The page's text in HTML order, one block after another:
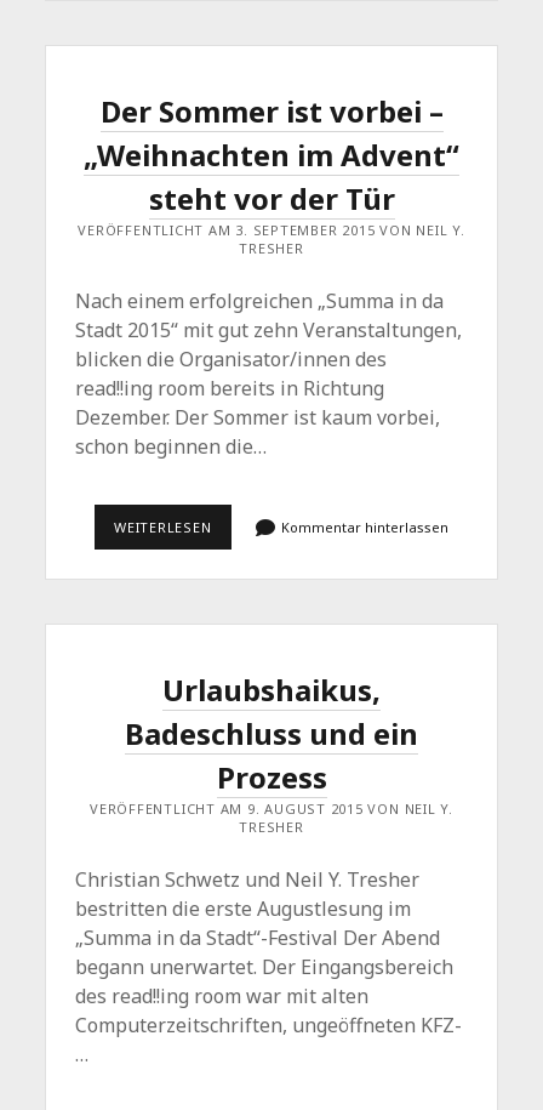
LASSEN
KANN.
Der Sommer ist vorbei –
„Weihnachten im Advent“
steht vor der Tür
VERÖFFENTLICHT AM 3. SEPTEMBER 2015 VON NEIL Y.
TRESHER
Nach einem erfolgreichen „Summa in da
Stadt 2015“ mit gut zehn Veranstaltungen,
blicken die Organisator/innen des
read!!ing room bereits in Richtung
Dezember. Der Sommer ist kaum vorbei,
schon beginnen die…
WEITERLESEN
VORBEI
VOR
DER
TÜR
Kommentar hinterlassen
Urlaubshaikus,
Badeschluss und ein
Prozess
VERÖFFENTLICHT AM 9. AUGUST 2015 VON NEIL Y.
TRESHER
Christian Schwetz und Neil Y. Tresher
bestritten die erste Augustlesung im
„Summa in da Stadt“-Festival Der Abend
begann unerwartet. Der Eingangsbereich
des read!!ing room war mit alten
Computerzeitschriften, ungeöffneten KFZ-
…